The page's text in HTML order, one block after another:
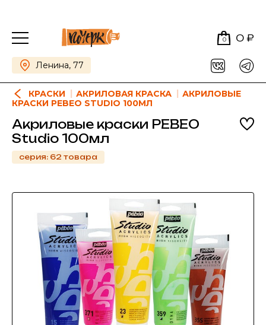
0 0 ₽
Ленина, 77
КРАСКИ АКРИЛОВАЯ КРАСКА
АКРИЛОВЫЕ
КРАСКИ PEBEO STUDIO 100МЛ
Акриловые краски PEBEO
Studio 100мл
серия: 62 товара